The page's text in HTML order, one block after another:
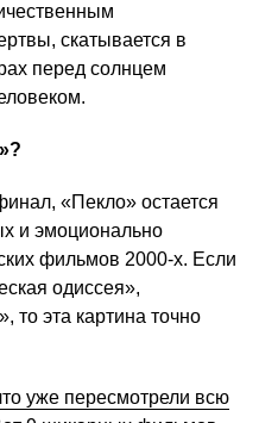
скатывается в
перед солнцем
«Пекло» остается
и эмоционально
фильмов 2000-х. Если
одиссея»,
то эта картина точно
уже пересмотрели всю